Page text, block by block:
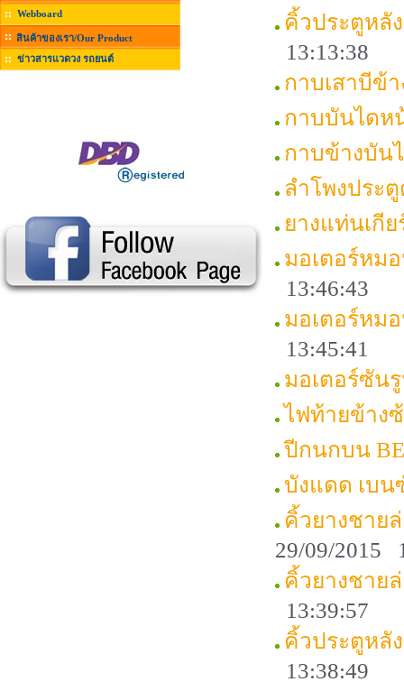
Webboard
สินค้าของเรา/Our Product
ข่าวสารแวดวง รถยนต์
คิ้วประตูหลั
13:13:38
กาบเสาบีข้
กาบบันไดห
กาบข้างบัน
ลำโพงประตู
ยางแท่นเกีย
มอเตอร์หมอ
13:46:43
มอเตอร์หมอ
13:45:41
มอเตอร์ซัน
ไฟท้ายข้าง
ปีกนกบน
บังแดด เบน
คิ้วยางชาย
29/09/2015
คิ้วยางชาย
13:39:57
คิ้วประตูหลั
13:38:49